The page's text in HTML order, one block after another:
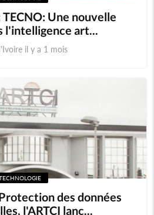
Une nouvelle
l'intelligence art...
il y a 1 mois
des données
l'ARTCI lanc...